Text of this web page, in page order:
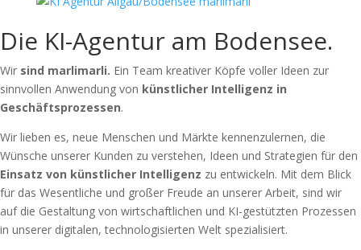
Die KI-Agentur am Bodensee.
Wir sind marlimarli. Ein Team kreativer Köpfe voller Ideen zur
sinnvollen Anwendung von künstlicher Intelligenz in
Geschäftsprozessen.
Wir lieben es, neue Menschen und Märkte kennenzulernen, die
Wünsche unserer Kunden zu verstehen, Ideen und Strategien für den
Einsatz von künstlicher Intelligenz zu entwickeln. Mit dem Blick
für das Wesentliche und großer Freude an unserer Arbeit, sind wir
auf die Gestaltung von wirtschaftlichen und KI-gestützten Prozessen
in unserer digitalen, technologisierten Welt spezialisiert.